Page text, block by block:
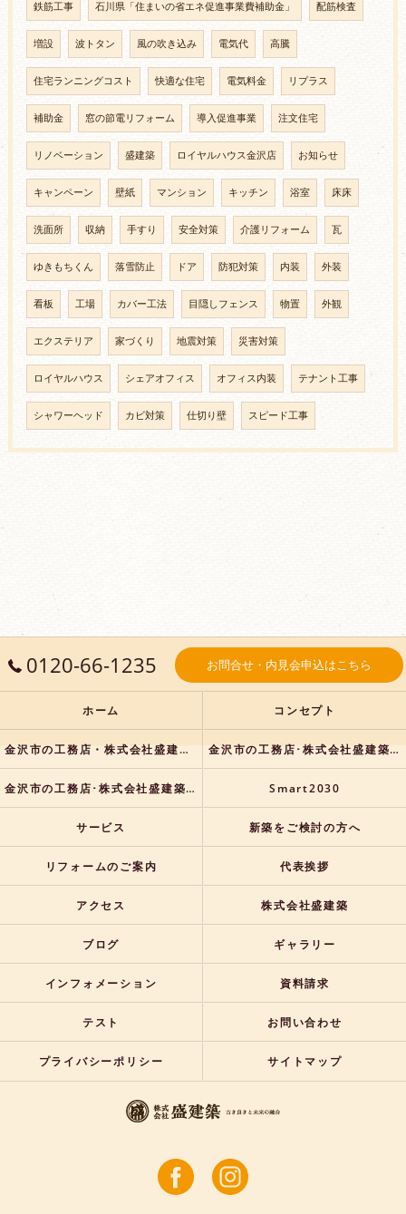
鉄筋工事 石川県「住まいの省エネ促進事業費補助金」 配筋検査
増設 波トタン 風の吹き込み 電気代 高騰
住宅ランニングコスト 快適な住宅 電気料金 リプラス
補助金 窓の節電リフォーム 導入促進事業 注文住宅
リノベーション 盛建築 ロイヤルハウス金沢店 お知らせ
キャンペーン 壁紙 マンション キッチン 浴室 床床
洗面所 収納 手すり 安全対策 介護リフォーム 瓦
ゆきもちくん 落雪防止 ドア 防犯対策 内装 外装
看板 工場 カバー工法 目隠しフェンス 物置 外観
エクステリア 家づくり 地震対策 災害対策
ロイヤルハウス シェアオフィス オフィス内装 テナント工事
シャワーヘッド カビ対策 仕切り壁 スピード工事
0120-66-1235 お問合せ・内見会申込はこちら
ホーム コンセプト
金沢市の工務店・株式会社盛建築の口コミ情報 金沢市の工務店･株式会社盛建築の評判
金沢市の工務店･株式会社盛建築のお客様の声 Smart2030
サービス 新築をご検討の方へ
リフォームのご案内 代表挨拶
アクセス 株式会社盛建築
ブログ ギャラリー
インフォメーション 資料請求
テスト お問い合わせ
プライバシーポリシー サイトマップ